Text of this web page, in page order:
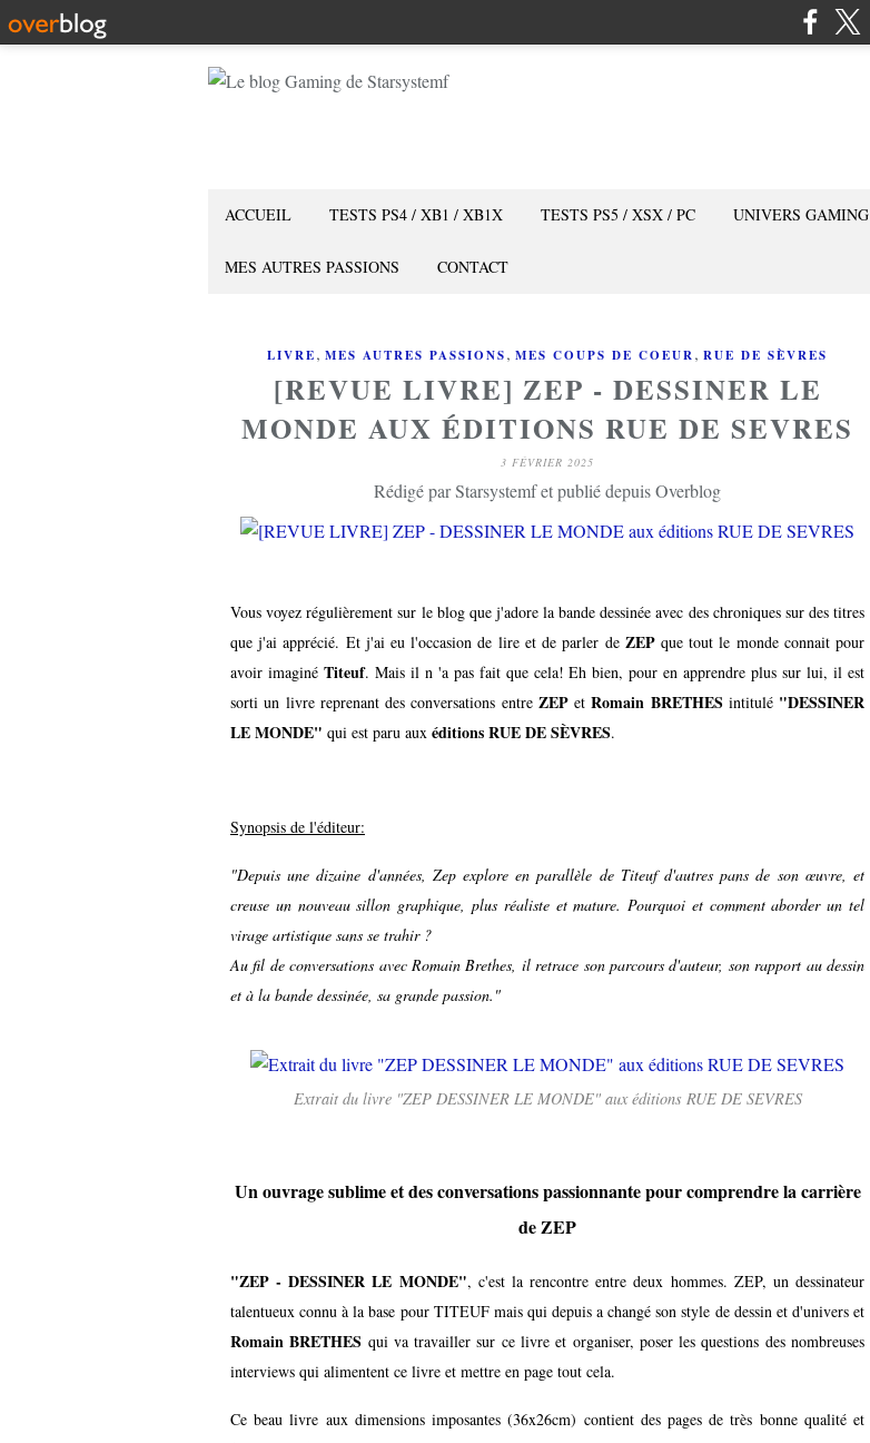
ACCUEIL TESTS PS4 / XB1 / XB1X TESTS PS5 / XSX / PC UNIVERS GAMING
MES AUTRES PASSIONS CONTACT
LIVRE, MES AUTRES PASSIONS, MES COUPS DE COEUR, RUE DE SÈVRES
[REVUE LIVRE] ZEP - DESSINER LE
MONDE AUX ÉDITIONS RUE DE SEVRES
3 FÉVRIER 2025
Rédigé par Starsystemf et publié depuis Overblog
Vous voyez régulièrement sur le blog que j'adore la bande dessinée avec des chroniques sur des titres
que j'ai apprécié. Et j'ai eu l'occasion de lire et de parler de ZEPque tout le monde connait pour
avoir imaginé Titeuf. Mais il n 'a pas fait que cela! Eh bien, pour en apprendre plus sur lui, il est
sorti un livre reprenant des conversations entre ZEPetRomain BRETHES intitulé "DESSINER
LE MONDE" qui est paru aux éditions RUE DE SÈVRES.
Synopsis de l'éditeur:
"Depuis une dizaine d'années, Zep explore en parallèle de Titeuf d'autres pans de son œuvre, et
creuse un nouveau sillon graphique, plus réaliste et mature. Pourquoi et comment aborder un tel
virage artistique sans se trahir ?
Au fil de conversations avec Romain Brethes, il retrace son parcours d'auteur, son rapport au dessin
et à la bande dessinée, sa grande passion."
Extrait du livre "ZEP DESSINER LE MONDE" aux éditions RUE DE SEVRES
Un ouvrage sublime et des conversations passionnante pour comprendre la carrière
de ZEP
"ZEP - DESSINER LE MONDE", c'est la rencontre entre deux hommes. ZEP, un dessinateur
talentueux connu à la base pour TITEUF mais qui depuis a changé son style de dessin et d'univers et
Romain BRETHES qui va travailler sur ce livre et organiser, poser les questions des nombreuses
interviews qui alimentent ce livre et mettre en page tout cela.
Ce beau livre aux dimensions imposantes (36x26cm) contient des pages de très bonne qualité et